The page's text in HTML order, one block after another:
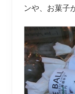
ンや、お菓子